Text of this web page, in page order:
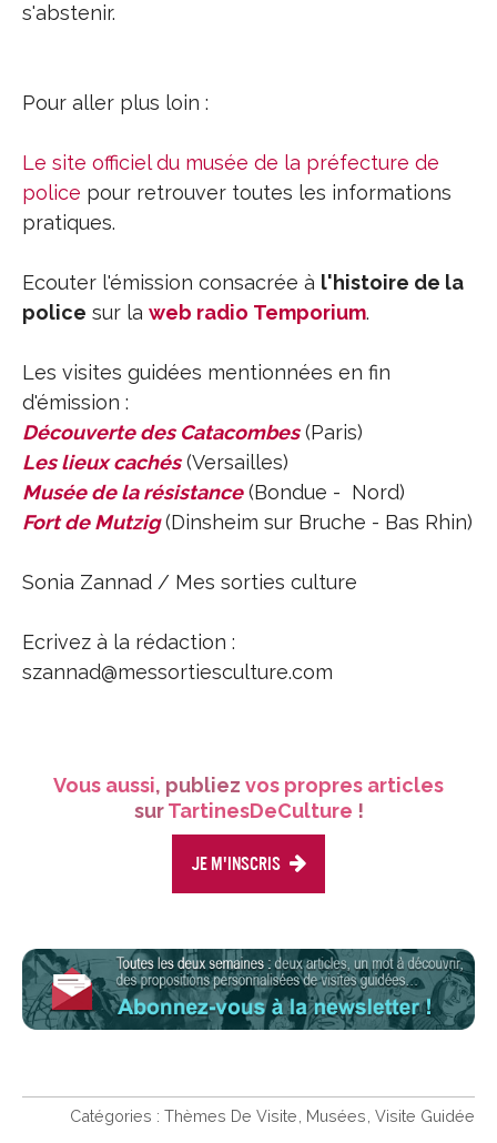
s'abstenir.
Pour aller plus loin :
Le site officiel du musée de la préfecture de
police pour retrouver toutes les informations
pratiques.
Ecouter l'émission consacrée à l'histoire de la
police sur la web radio Temporium.
Les visites guidées mentionnées en fin
d'émission :
Découverte des Catacombes(Paris)
Les lieux cachés(Versailles)
Musée de la résistance(Bondue - Nord)
Fort de Mutzig(Dinsheim sur Bruche - Bas Rhin)
Sonia Zannad / Mes sorties culture
Ecrivez à la rédaction :
szannad@messortiesculture.com
Vous aussi, publiez vos propres articles
surTartinesDeCulture !
Je m'inscris
Catégories : Thèmes De Visite Musées Visite Guidée